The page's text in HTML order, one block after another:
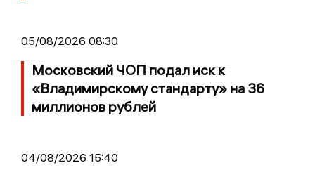
05/08/2026 08:30
Московский ЧОП подал иск к
«Владимирскому стандарту» на 36
миллионов рублей
04/08/2026 15:40